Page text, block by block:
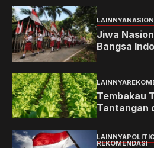
LAINNYA
Jiwa
Bangsa
LAINNYA
Tembakau
Tantangan
Industri
Konsumsi
LAINNYA
REKOMENDASI